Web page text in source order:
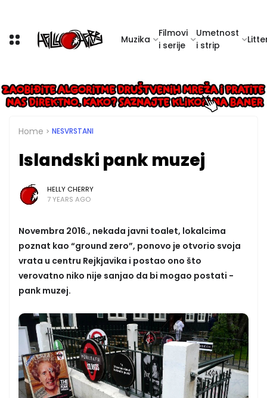
Muzika
Filmovi
i serije
Umetnost
i strip
Home NESVRSTANI
Islandski pank muzej
HELLY CHERRY
7 YEARS AGO
Novembra 2016., nekada javni toalet, lokalcima
poznat kao “ground zero”, ponovo je otvorio svoja
vrata u centru Rejkjavika i postao ono što
verovatno niko nije sanjao da bi mogao postati -
pank muzej.